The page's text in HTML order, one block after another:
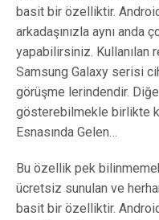
basit bir özelliktir.
arkadaşınızla aynı anda
yapabilirsiniz. Kullanılan
Samsung Galaxy serisi
görüşme lerindendir.
gösterebilmekle birlikte
Esnasında Gelen…
Bu özellik pek
ücretsiz sunulan ve
basit bir özelliktir.